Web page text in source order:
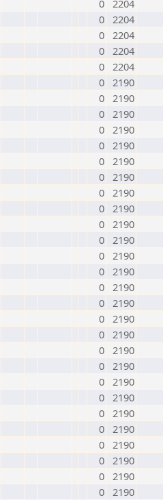
0 2204
0 2204
0 2204
0 2204
0 2204
0 2190
0 2190
0 2190
0 2190
0 2190
0 2190
0 2190
0 2190
0 2190
0 2190
0 2190
0 2190
0 2190
0 2190
0 2190
0 2190
0 2190
0 2190
0 2190
0 2190
0 2190
0 2190
0 2190
0 2190
0 2190
0 2190
0 2190